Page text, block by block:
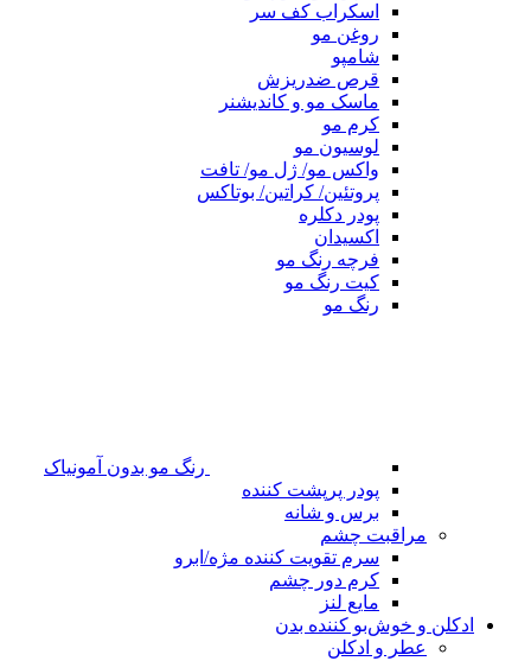
اسکراب کف سر
روغن مو
شامپو
قرص ضدریزش
ماسک مو و کاندیشنر
کرم مو
لوسیون مو
واکس مو/ ژل مو/ تافت
پروتئین/ کراتین/ بوتاکس
پودر دکلره
اکسیدان
فرچه رنگ مو
کیت رنگ مو
رنگ مو
رنگ مو بدون آمونیاک
پودر پرپشت کننده
برس و شانه
مراقبت چشم
سرم تقویت کننده مژه/ابرو
کرم دور چشم
مایع لنز
ادکلن و خوش‌بو کننده بدن
عطر و ادکلن